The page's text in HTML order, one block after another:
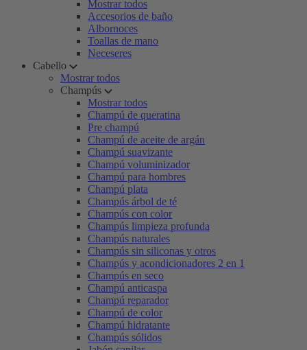
Mostrar todos
Accesorios de baño
Albornoces
Toallas de mano
Neceseres
Cabello
Mostrar todos
Champús
Mostrar todos
Champú de queratina
Pre champú
Champú de aceite de argán
Champú suavizante
Champú voluminizador
Champú para hombres
Champú plata
Champús árbol de té
Champús con color
Champús limpieza profunda
Champús naturales
Champús sin siliconas y otros
Champús y acondicionadores 2 en 1
Champús en seco
Champú anticaspa
Champú reparador
Champú de color
Champú hidratante
Champús sólidos